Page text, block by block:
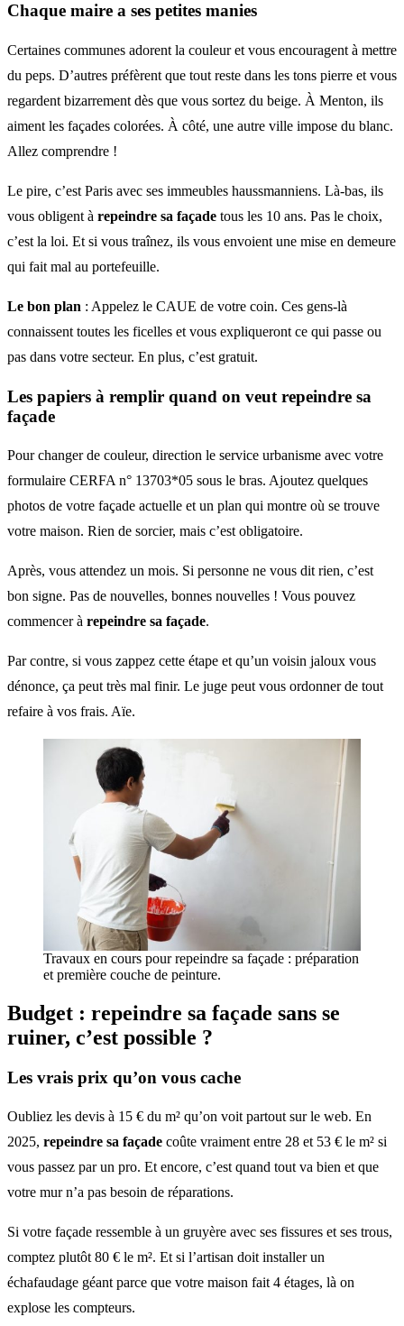
Chaque maire a ses petites manies
Certaines communes adorent la couleur et vous encouragent à mettre
du peps. D’autres préfèrent que tout reste dans les tons pierre et vous
regardent bizarrement dès que vous sortez du beige. À Menton, ils
aiment les façades colorées. À côté, une autre ville impose du blanc.
Allez comprendre !
Le pire, c’est Paris avec ses immeubles haussmanniens. Là-bas, ils
vous obligent à repeindre sa façade tous les 10 ans. Pas le choix,
c’est la loi. Et si vous traînez, ils vous envoient une mise en demeure
qui fait mal au portefeuille.
Le bon plan : Appelez le CAUE de votre coin. Ces gens-là
connaissent toutes les ficelles et vous expliqueront ce qui passe ou
pas dans votre secteur. En plus, c’est gratuit.
Les papiers à remplir quand on veut repeindre sa
façade
Pour changer de couleur, direction le service urbanisme avec votre
formulaire CERFA n° 13703*05 sous le bras. Ajoutez quelques
photos de votre façade actuelle et un plan qui montre où se trouve
votre maison. Rien de sorcier, mais c’est obligatoire.
Après, vous attendez un mois. Si personne ne vous dit rien, c’est
bon signe. Pas de nouvelles, bonnes nouvelles ! Vous pouvez
commencer à repeindre sa façade.
Par contre, si vous zappez cette étape et qu’un voisin jaloux vous
dénonce, ça peut très mal finir. Le juge peut vous ordonner de tout
refaire à vos frais. Aïe.
Travaux en cours pour repeindre sa façade : préparation
et première couche de peinture.
Budget : repeindre sa façade sans se
ruiner, c’est possible ?
Les vrais prix qu’on vous cache
Oubliez les devis à 15 € du m² qu’on voit partout sur le web. En
2025, repeindre sa façade coûte vraiment entre 28 et 53 € le m² si
vous passez par un pro. Et encore, c’est quand tout va bien et que
votre mur n’a pas besoin de réparations.
Si votre façade ressemble à un gruyère avec ses fissures et ses trous,
comptez plutôt 80 € le m². Et si l’artisan doit installer un
échafaudage géant parce que votre maison fait 4 étages, là on
explose les compteurs.